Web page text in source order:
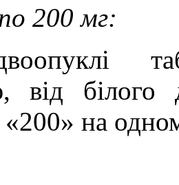
200 мг:
від
на